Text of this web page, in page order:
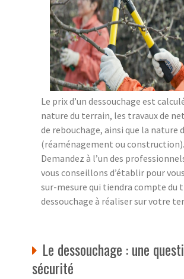
Le prix d’un dessouchage est
nature du terrain, les travaux de
de rebouchage, ainsi que la nature
(réaménagement ou construction).
Demandez à l’un des
vous conseillons d’établir pour
sur-mesure qui tiendra compte du
dessouchage à réaliser sur votre
Le dessouchage : une
sécurité